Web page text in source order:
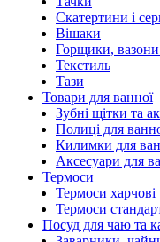
Скатертини і
Вішаки
Горщики, вазони
Текстиль
Тази
Товари для ванної
Зубні щітки та
Полиці для
Килимки для
Аксесуари для
Термоси
Термоси харчові
Термоси
Посуд для чаю та